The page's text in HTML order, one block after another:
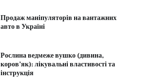
Продаж маніпуляторів на вантажних
авто в Україні
Рослина ведмеже вушко (дивина,
коров’як): лікувальні властивості та
інструкція